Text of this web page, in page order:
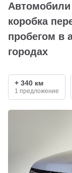
Автомобили
коробка
пробегом в
городах
+ 340 км
1 предложение